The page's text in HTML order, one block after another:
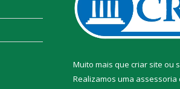
Muito mais que criar site ou
Realizamos uma assessoria